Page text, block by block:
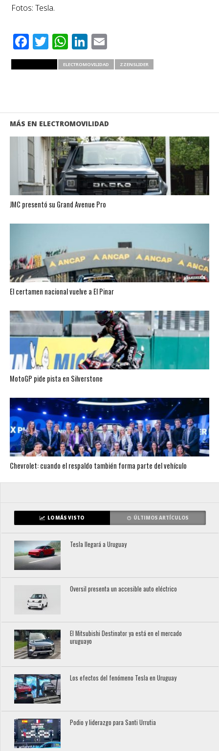
Fotos: Tesla.
Facebook
Twitter
WhatsApp
LinkedIn
Email
ELECTROMOVILIDAD ZZENSLIDER
MÁS EN ELECTROMOVILIDAD
JMC presentó su Grand Avenue Pro
El certamen nacional vuelve a El Pinar
MotoGP pide pista en Silverstone
Chevrolet: cuando el respaldo también forma parte del vehículo
LO MÁS VISTO ÚLTIMOS ARTÍCULOS
Tesla llegará a Uruguay
Oversil presenta un accesible auto eléctrico
El Mitsubishi Destinator ya está en el mercado
uruguayo
Los efectos del fenómeno Tesla en Uruguay
Podio y liderazgo para Santi Urrutia